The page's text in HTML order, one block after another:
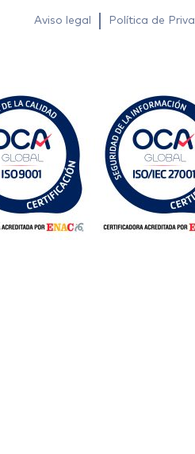
Aviso legal Política de